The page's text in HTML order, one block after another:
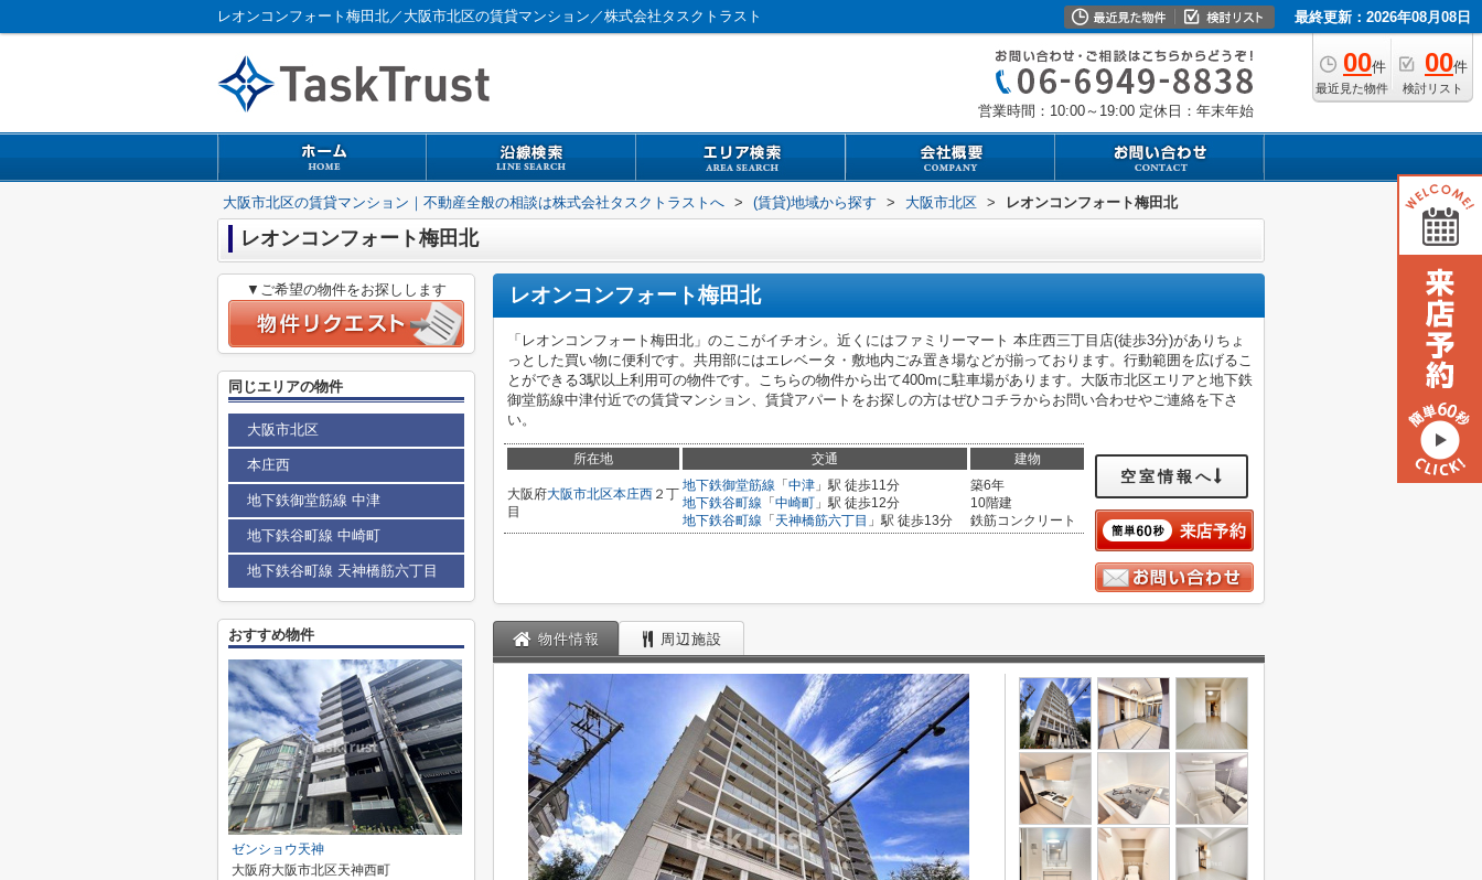
レオンコンフォート梅田北／大阪市北区の賃貸マンション／株式会社タスクトラスト 最終更新：2026年08月08日
00件
最近見た物件
00件
検討リスト
営業時間：10:00～19:00 定休日：年末年始
大阪市北区の賃貸マンション｜不動産全般の相談は株式会社タスクトラストへ > (賃貸)地域から探す > 大阪市北区 > レオンコンフォート梅田北
レオンコンフォート梅田北
レオンコンフォート梅田北
「レオンコンフォート梅田北」のここがイチオシ。近くにはファミリーマート 本庄西三丁目店(徒歩3分)がありちょ
っとした買い物に便利です。共用部にはエレベータ・敷地内ごみ置き場などが揃っております。行動範囲を広げるこ
とができる3駅以上利用可の物件です。こちらの物件から出て400mに駐車場があります。大阪市北区エリアと地下鉄
御堂筋線中津付近での賃貸マンション、賃貸アパートをお探しの方はぜひコチラからお問い合わせやご連絡を下さ
い。
所在地 交通 建物
大阪府大阪市北区本庄西 ２丁
目
地下鉄御堂筋線 「 中津 」駅 徒歩11分
地下鉄谷町線 「 中崎町 」駅 徒歩12分
地下鉄谷町線 「 天神橋筋六丁目 」駅 徒歩13分
築6年
10階建
鉄筋コンクリート
空室情報へ
物件情報 周辺施設
▼ご希望の物件をお探しします
同じエリアの物件
大阪市北区
本庄西
地下鉄御堂筋線 中津
地下鉄谷町線 中崎町
地下鉄谷町線 天神橋筋六丁目
おすすめ物件
ゼンショウ天神
大阪府大阪市北区天神西町